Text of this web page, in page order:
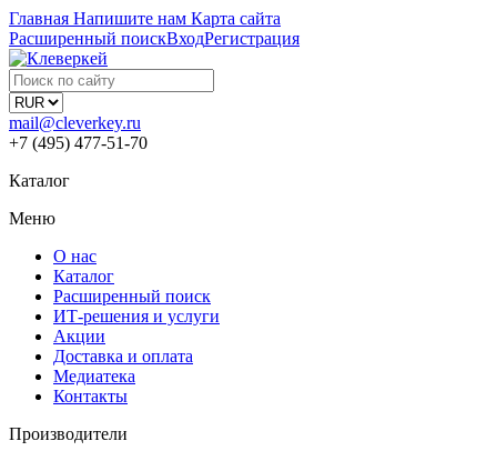
Главная Напишите нам Карта сайта
Расширенный поискВходРегистрация
mail@cleverkey.ru
+7 (495) 477-51-70
Каталог
Меню
О нас
Каталог
Расширенный поиск
ИТ-решения и услуги
Акции
Доставка и оплата
Медиатека
Контакты
Производители